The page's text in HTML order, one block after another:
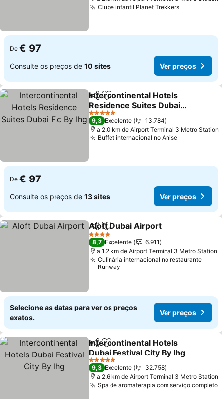
Clube infantil Planet Trekkers
De € 97
Consulte os preços de 10 sites Ver preços
PartilharAdicionar aos favoritos
Intercontinental Hotels
Residence Suites Dubai
F.c By Ihg
5 Estrelas
9,3 Excelente
13.784
a 2.0 km de Airport Terminal 3 Metro Station
Buffet internacional no Anise
De € 97
Consulte os preços de 13 sites Ver preços
PartilharAdicionar aos favoritos
Aloft Dubai Airport
4 Estrelas
8,7 Excelente
6.911
a 1.2 km de Airport Terminal 3 Metro Station
Culinária internacional no restaurante
Runway
Selecione as datas para ver os preços
exatos.
Ver preços
PartilharAdicionar aos favoritos
Intercontinental Hotels
Dubai Festival City By Ihg
5 Estrelas
9,3 Excelente
32.758
a 2.6 km de Airport Terminal 3 Metro Station
Spa de aromaterapia com serviço completo